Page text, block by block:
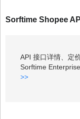
Sorftime Shopee
API 接口详情、定
Sorftime
>>